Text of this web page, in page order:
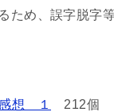
ため、誤字脱字
想 １ 212個